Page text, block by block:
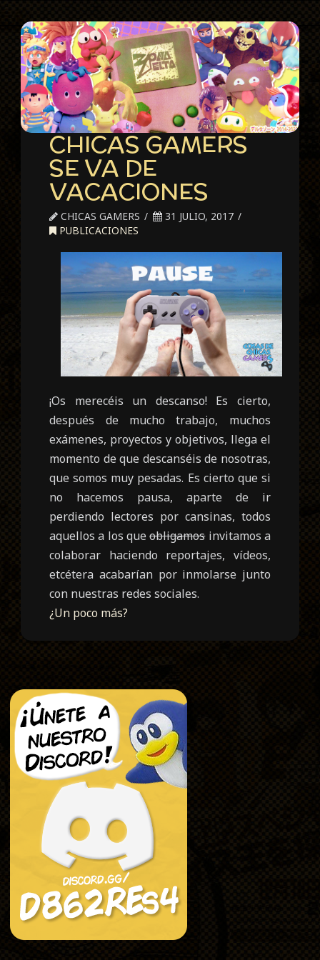
CHICAS GAMERS
SE VA DE
VACACIONES
CHICAS GAMERS
31 JULIO, 2017
PUBLICACIONES
¡Os merecéis un descanso! Es cierto,
después de mucho trabajo, muchos
exámenes, proyectos y objetivos, llega el
momento de que descanséis de nosotras,
que somos muy pesadas. Es cierto que si
no hacemos pausa, aparte de ir
perdiendo lectores por cansinas, todos
aquellos a los queobligamosinvitamos a
colaborar haciendo reportajes, vídeos,
etcétera acabarían por inmolarse junto
con nuestras redes sociales.
¿Un poco más?